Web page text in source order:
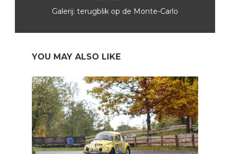
Galerij: terugblik op de Monte-Carlo
YOU MAY ALSO LIKE